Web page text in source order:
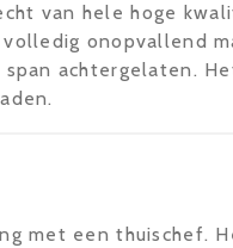
van hele hoge
onopvallend
achtergelaten.
met een thuischef.